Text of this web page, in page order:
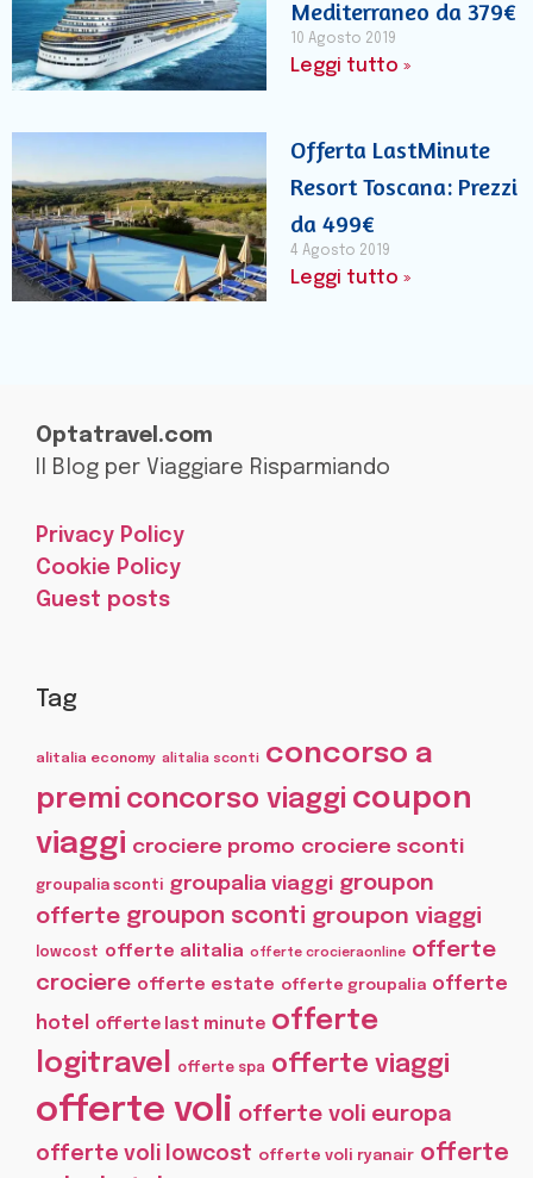
Mediterraneo da 379€
10 Agosto 2019
Leggi tutto »
Offerta LastMinute
Resort Toscana: Prezzi
da 499€
4 Agosto 2019
Leggi tutto »
Optatravel.com
Il Blog per Viaggiare Risparmiando
Privacy Policy
Cookie Policy
Guest posts
Tag
alitalia economy alitalia sconti concorso a
premi concorso viaggi coupon
viaggi crociere promo crociere sconti
groupalia sconti groupalia viaggi groupon
offerte groupon sconti groupon viaggi
lowcost offerte alitalia offerte crocieraonline offerte
crociere offerte estate offerte groupalia offerte
hotel
offerte last minute offerte
logitravel offerte spa offerte viaggi
offerte voli offerte voli europa
offerte voli lowcost offerte voli ryanair offerte